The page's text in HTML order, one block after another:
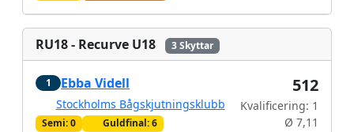
RU18 - Recurve U18 3 Skyttar
1 Ebba Videll
Stockholms Bågskjutningsklubb
Semi: 0 Guldfinal: 6
512
Kvalificering: 1
Ø 7,11